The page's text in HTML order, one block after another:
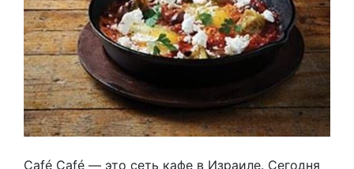
Café Café — это сеть кафе в Израиле. Сегодня